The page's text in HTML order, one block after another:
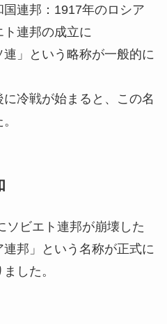
連邦：1917年のロシア
連邦の成立に
」という略称が一般的に
冷戦が始まると、この名
ソビエト連邦が崩壊した
邦」という名称が正式に
した。